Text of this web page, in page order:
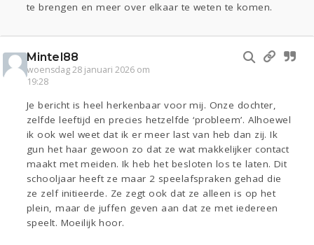
te brengen en meer over elkaar te weten te komen.
Mintel88
woensdag 28 januari 2026 om
19:28
Je bericht is heel herkenbaar voor mij. Onze dochter,
zelfde leeftijd en precies hetzelfde ‘probleem’. Alhoewel
ik ook wel weet dat ik er meer last van heb dan zij. Ik
gun het haar gewoon zo dat ze wat makkelijker contact
maakt met meiden. Ik heb het besloten los te laten. Dit
schooljaar heeft ze maar 2 speelafspraken gehad die
ze zelf initieerde. Ze zegt ook dat ze alleen is op het
plein, maar de juffen geven aan dat ze met iedereen
speelt. Moeilijk hoor.